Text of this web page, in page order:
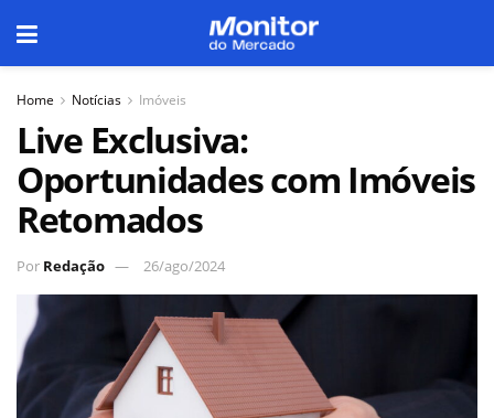
Home Notícias Imóveis
Live Exclusiva:
Oportunidades com Imóveis
Retomados
Por Redação 26/ago/2024